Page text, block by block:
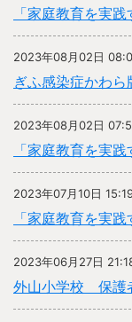
「家庭教育を実
2023年08月02日
ぎふ感染症かわら
2023年08月02日
「家庭教育を実
2023年07月10日
「家庭教育を実
2023年06月27日
外山小学校 保護